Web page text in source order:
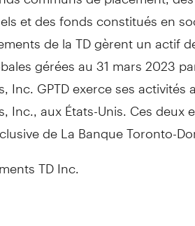
et des fonds constitués en
de la TD gèrent un actif
gérées au 31 mars 2023
Inc. GPTD exerce ses activités
Inc., aux États-Unis. Ces deux
de La Banque Toronto-
TD Inc.